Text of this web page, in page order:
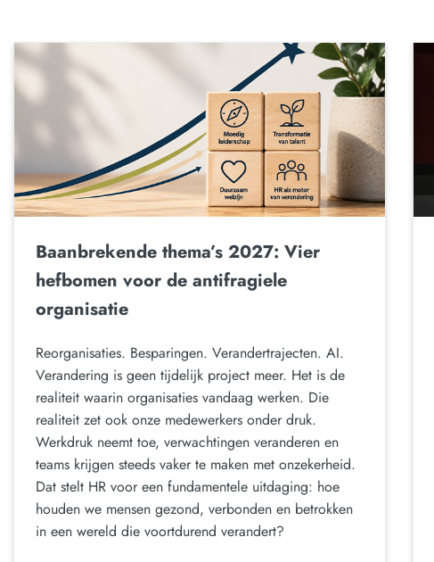
Baanbrekende thema’s 2027: Vier
hefbomen voor de antifragiele
organisatie
Reorganisaties. Besparingen. Verandertrajecten. AI.
Verandering is geen tijdelijk project meer. Het is de
realiteit waarin organisaties vandaag werken. Die
realiteit zet ook onze medewerkers onder druk.
Werkdruk neemt toe, verwachtingen veranderen en
teams krijgen steeds vaker te maken met onzekerheid.
Dat stelt HR voor een fundamentele uitdaging: hoe
houden we mensen gezond, verbonden en betrokken
in een wereld die voortdurend verandert?